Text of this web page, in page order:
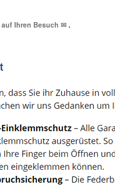
auf Ihren Besuch ✉ .